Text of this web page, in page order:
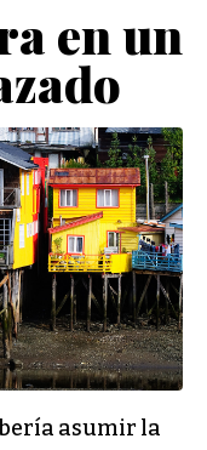
en un
asumir la